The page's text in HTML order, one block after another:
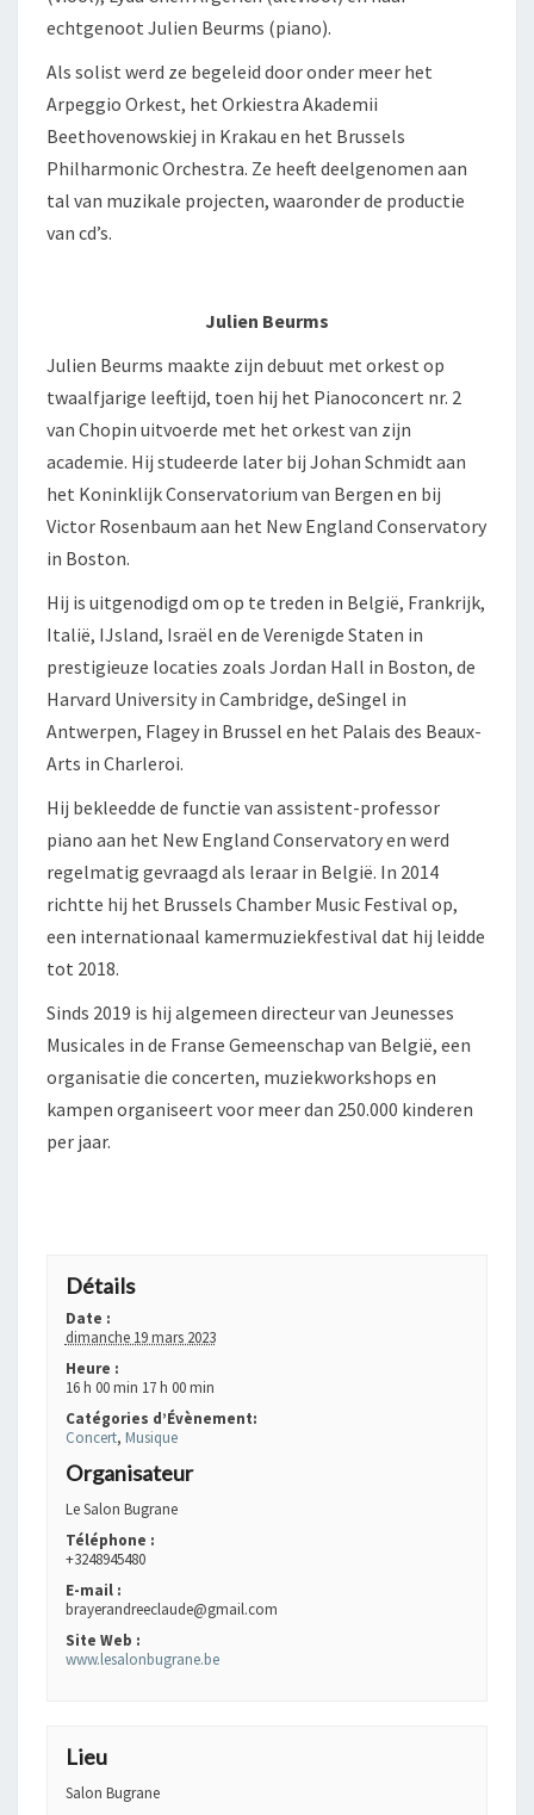
echtgenoot Julien Beurms (piano).
Als solist werd ze begeleid door onder meer het
Arpeggio Orkest, het Orkiestra Akademii
Beethovenowskiej in Krakau en het Brussels
Philharmonic Orchestra. Ze heeft deelgenomen aan
tal van muzikale projecten, waaronder de productie
van cd’s.
Julien Beurms
Julien Beurms maakte zijn debuut met orkest op
twaalfjarige leeftijd, toen hij het Pianoconcert nr. 2
van Chopin uitvoerde met het orkest van zijn
academie. Hij studeerde later bij Johan Schmidt aan
het Koninklijk Conservatorium van Bergen en bij
Victor Rosenbaum aan het New England Conservatory
in Boston.
Hij is uitgenodigd om op te treden in België, Frankrijk,
Italië, IJsland, Israël en de Verenigde Staten in
prestigieuze locaties zoals Jordan Hall in Boston, de
Harvard University in Cambridge, deSingel in
Antwerpen, Flagey in Brussel en het Palais des Beaux-
Arts in Charleroi.
Hij bekleedde de functie van assistent-professor
piano aan het New England Conservatory en werd
regelmatig gevraagd als leraar in België. In 2014
richtte hij het Brussels Chamber Music Festival op,
een internationaal kamermuziekfestival dat hij leidde
tot 2018.
Sinds 2019 is hij algemeen directeur van Jeunesses
Musicales in de Franse Gemeenschap van België, een
organisatie die concerten, muziekworkshops en
kampen organiseert voor meer dan 250.000 kinderen
per jaar.
Détails
Date :
dimanche 19 mars 2023
Heure :
16 h 00 min 17 h 00 min
Catégories d’Évènement:
Concert, Musique
Organisateur
Le Salon Bugrane
Téléphone :
+3248945480
E-mail :
brayerandreeclaude@gmail.com
Site Web :
www.lesalonbugrane.be
Lieu
Salon Bugrane